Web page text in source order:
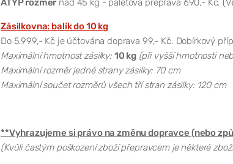
ATYP rozměr nad 45 kg - paletová přeprava 690,- Kč.
Zásilkovna: balík do 10 kg
Do 5.999,- Kč je účtována doprava 99,- Kč. Dobírkový
Maximální hmotnost zásilky: 10 kg (při vyšší hmotnosti
Maximální rozměr jedné strany zásilky: 70 cm
Maximální součet rozměrů všech tří stran zásilky: 120 cm
**Vyhrazujeme si právo na změnu dopravce (nebo
(Kvůli častým poškození zboží přepravcem je některé